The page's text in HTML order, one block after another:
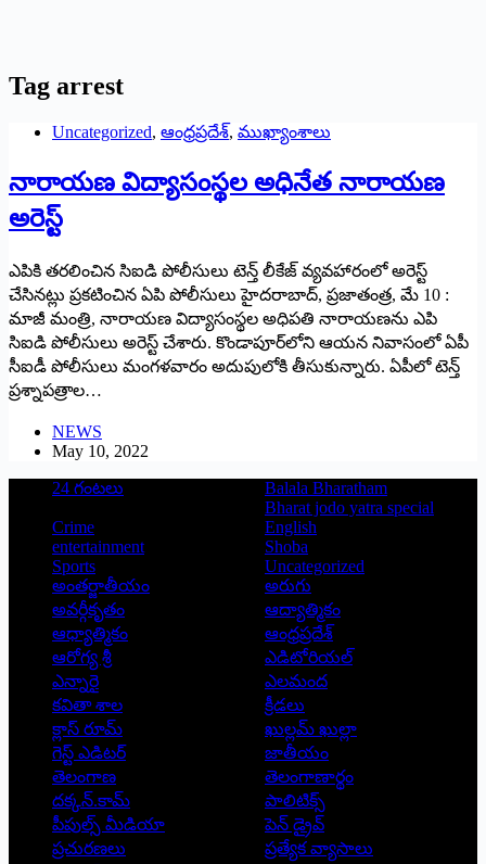
Tag arrest
Uncategorized, ఆంధ్రప్రదేశ్, ముఖ్యాంశాలు
నారాయణ విద్యాసంస్థల అధినేత నారాయణ
అరెస్ట్
ఎపికి తరలించిన సిఐడి పోలీసులు టెన్త్ ‌లీకేజ్‌ ‌వ్యవహారంలో అరెస్ట్
‌చేసినట్లు ప్రకటించిన ఏపి పోలీసులు హైదరాబాద్‌, ‌ప్రజాతంత్ర, మే 10 :
మాజీ మంత్రి, నారాయణ విద్యాసంస్థల అధిపతి నారాయణను ఎపి
సిఐడి పోలీసులు అరెస్ట్ ‌చేశారు. కొండాపూర్‌లోని ఆయన నివాసంలో ఏపీ
సీఐడీ పోలీసులు మంగళవారం అదుపులోకి తీసుకున్నారు. ఏపీలో టెన్త్
‌ప్రశ్నాపత్రాల…
NEWS
May 10, 2022
24 గంటలు
Balala Bharatham
Bharat jodo yatra special
Crime
English
entertainment
Shoba
Sports
Uncategorized
అంతర్జాతీయం
అరుగు
అవర్గీకృతం
ఆద్యాత్మికం
ఆధ్యాత్మికం
ఆంధ్రప్రదేశ్
ఆరోగ్య శ్రీ
ఎడిటోరియల్
ఎన్నారై
ఎలమంద
కవితా శాల
క్రీడలు
క్లాస్ రూమ్
ఖుల్లమ్ ఖుల్లా
గెస్ట్ ఎడిటర్
జాతీయం
తెలంగాణ
తెలంగాణార్థం
దక్కన్.కామ్
పాలిటిక్స్
పీపుల్స్ ‌మీడియా
పెన్ డ్రైవ్
ప్రచురణలు
ప్రత్యేక వ్యాసాలు